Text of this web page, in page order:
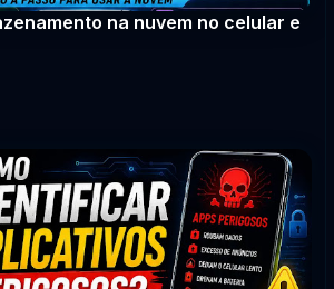
na nuvem no celular e